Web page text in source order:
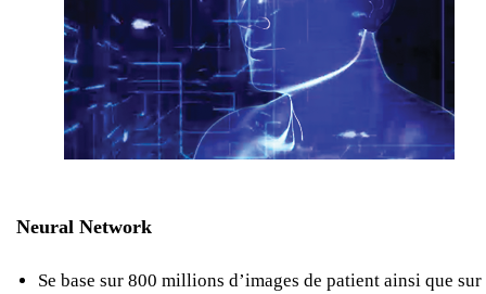
Neural Network
Se base sur 800 millions d’images de patient ainsi que sur